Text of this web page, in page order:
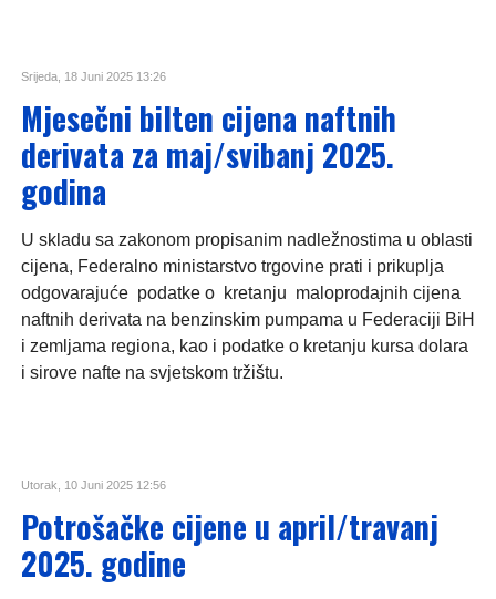
Srijeda, 18 Juni 2025 13:26
Mjesečni bilten cijena naftnih
derivata za maj/svibanj 2025.
godina
U skladu sa zakonom propisanim nadležnostima u oblasti
cijena, Federalno ministarstvo trgovine prati i prikuplja
odgovarajuće podatke o kretanju maloprodajnih cijena
naftnih derivata na benzinskim pumpama u Federaciji BiH
i zemljama regiona, kao i podatke o kretanju kursa dolara
i sirove nafte na svjetskom tržištu.
Utorak, 10 Juni 2025 12:56
Potrošačke cijene u april/travanj
2025. godine